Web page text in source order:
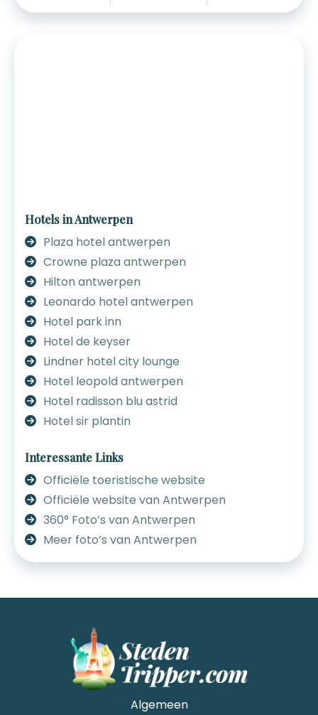
Hotels in Antwerpen
Plaza hotel antwerpen
Crowne plaza antwerpen
Hilton antwerpen
Leonardo hotel antwerpen
Hotel park inn
Hotel de keyser
Lindner hotel city lounge
Hotel leopold antwerpen
Hotel radisson blu astrid
Hotel sir plantin
Interessante Links
Officiële toeristische website
Officiële website van Antwerpen
360° Foto’s van Antwerpen
Meer foto’s van Antwerpen
Algemeen